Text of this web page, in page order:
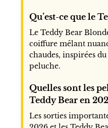
Qu’est-ce que le
Le Teddy Bear
coiffure mêlant
chaudes, inspirées
peluche.
Quelles sont les
Teddy Bear en
Les sorties